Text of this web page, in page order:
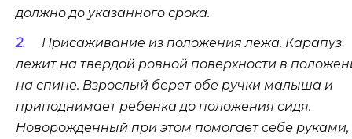
должно до указанного срока.
Присаживание из положения лежа. Карапуз
лежит на твердой ровной поверхности в
на спине. Взрослый берет обе ручки малыша и
приподнимает ребенка до положения сидя.
Новорожденный при этом помогает себе руками,